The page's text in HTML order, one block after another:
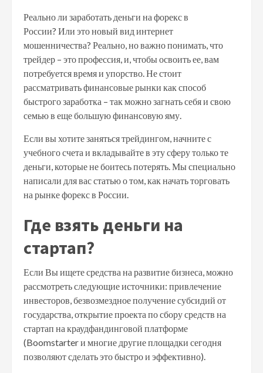
Реально ли заработать деньги на форекс в
России? Или это новый вид интернет
мошенничества? Реально, но важно понимать, что
трейдер – это профессия, и, чтобы освоить ее, вам
потребуется время и упорство. Не стоит
рассматривать финансовые рынки как способ
быстрого заработка – так можно загнать себя и свою
семью в еще большую финансовую яму.
Если вы хотите заняться трейдингом, начните с
учебного счета и вкладывайте в эту сферу только те
деньги, которые не боитесь потерять. Мы специально
написали для вас статью о том, как начать торговать
на рынке форекс в России.
Где взять деньги на
стартап?
Если Вы ищете средства на развитие бизнеса, можно
рассмотреть следующие источники: привлечение
инвесторов, безвозмездное получение субсидий от
государства, открытие проекта по сбору средств на
стартап на краудфандинговой платформе
(Boomstarter и многие другие площадки сегодня
позволяют сделать это быстро и эффективно).